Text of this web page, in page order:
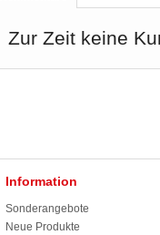
Zur Zeit keine
Information
Sonderangebote
Neue Produkte